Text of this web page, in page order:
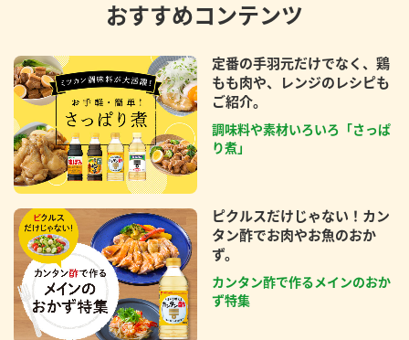
おすすめコンテンツ
定番の手羽元だけでなく、鶏
もも肉や、レンジのレシピも
ご紹介。
調味料や素材いろいろ「さっぱ
り煮」
ピクルスだけじゃない！カン
タン酢でお肉やお魚のおか
ず。
カンタン酢で作るメインのおか
ず特集